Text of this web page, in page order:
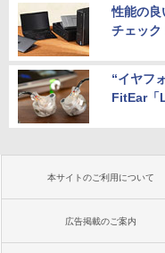
性能の良
チェック
“イヤフ
FitEar「
本サイトのご利用について
広告掲載のご案内